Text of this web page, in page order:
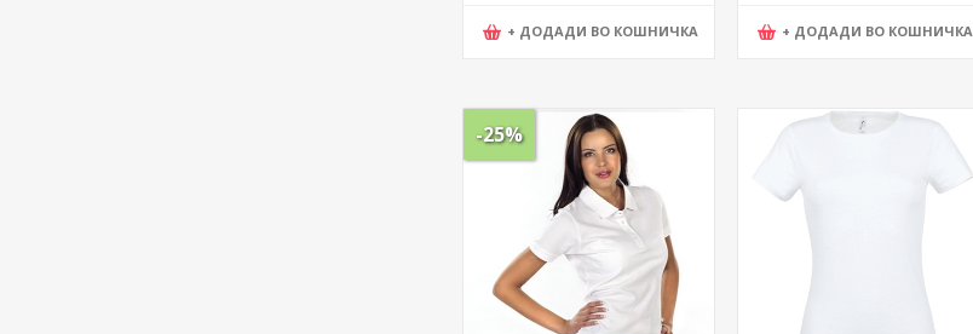
+ ДОДАДИ ВО КОШНИЧКА + ДОДАДИ ВО КОШНИЧКА
-25%